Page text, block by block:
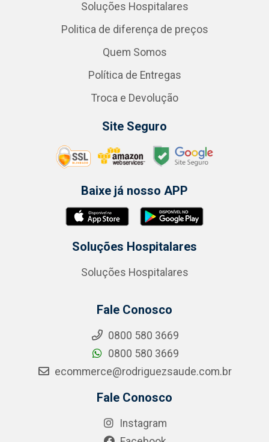
Soluções Hospitalares
Politica de diferença de preços
Quem Somos
Política de Entregas
Troca e Devolução
Site Seguro
Baixe já nosso APP
Soluções Hospitalares
Soluções Hospitalares
Fale Conosco
0800 580 3669
0800 580 3669
ecommerce@rodriguezsaude.com.br
Fale Conosco
Instagram